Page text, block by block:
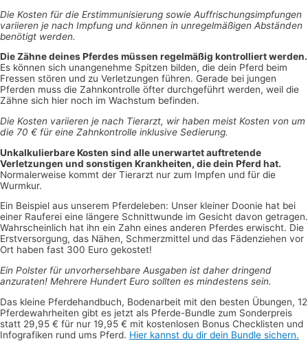
Die Kosten für die Erstimmunisierung sowie Auffrischungsimpfungen
variieren je nach Impfung und können in unregelmäßigen Abständen
benötigt werden.
Die Zähne deines Pferdes müssen regelmäßig kontrolliert werden.
Es können sich unangenehme Spitzen bilden, die dein Pferd beim
Fressen stören und zu Verletzungen führen. Gerade bei jungen
Pferden muss die Zahnkontrolle öfter durchgeführt werden, weil die
Zähne sich hier noch im Wachstum befinden.
Die Kosten variieren je nach Tierarzt, wir haben meist Kosten von um
die 70 € für eine Zahnkontrolle inklusive Sedierung.
Unkalkulierbare Kosten sind alle unerwartet auftretende
Verletzungen und sonstigen Krankheiten, die dein Pferd hat.
Normalerweise kommt der Tierarzt nur zum Impfen und für die
Wurmkur.
Ein Beispiel aus unserem Pferdeleben: Unser kleiner Doonie hat bei
einer Rauferei eine längere Schnittwunde im Gesicht davon getragen.
Wahrscheinlich hat ihn ein Zahn eines anderen Pferdes erwischt. Die
Erstversorgung, das Nähen, Schmerzmittel und das Fädenziehen vor
Ort haben fast 300 Euro gekostet!
Ein Polster für unvorhersehbare Ausgaben ist daher dringend
anzuraten! Mehrere Hundert Euro sollten es mindestens sein.
Das kleine Pferdehandbuch, Bodenarbeit mit den besten Übungen, 12
Pferdewahrheiten gibt es jetzt als Pferde-Bundle zum Sonderpreis
statt 29,95 € für nur 19,95 € mit kostenlosen Bonus Checklisten und
Infografiken rund ums Pferd. Hier kannst du dir dein Bundle sichern.